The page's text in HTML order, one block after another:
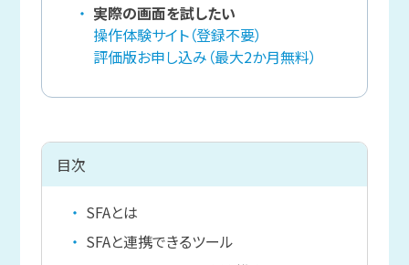
実際の画面を試したい
操作体験サイト（登録不要）
評価版お申し込み（最大2か月無料）
目次
SFAとは
SFAと連携できるツール